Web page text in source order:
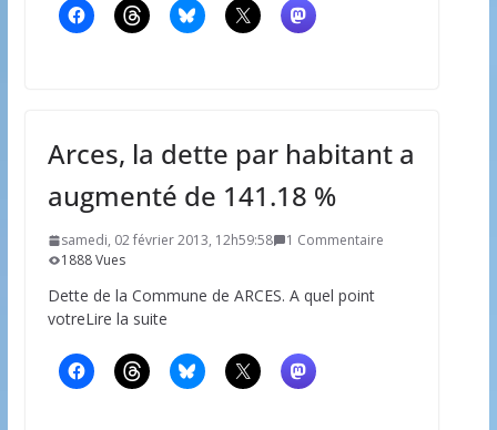
Arces, la dette par habitant a
augmenté de 141.18 %
samedi, 02 février 2013, 12h59:58
1 Commentaire
1888 Vues
Dette de la Commune de ARCES. A quel point
votreLire la suite